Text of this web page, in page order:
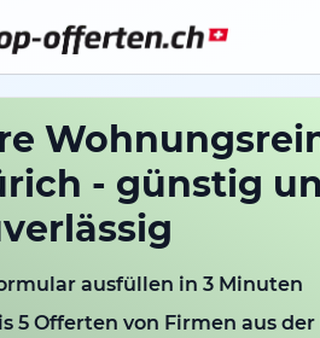
- günstig
ausfüllen in 3 Minuten
5 Offerten von Firmen aus